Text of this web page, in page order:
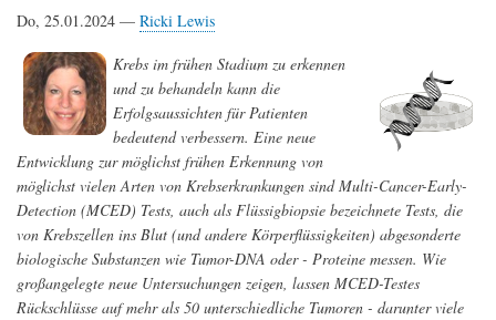
Do, 25.01.2024 — Ricki Lewis
Krebs im frühen Stadium zu erkennen
und zu behandeln kann die
Erfolgsaussichten für Patienten
bedeutend verbessern. Eine neue
Entwicklung zur möglichst frühen Erkennung von
möglichst vielen Arten von Krebserkrankungen sind Multi-Cancer-Early-
Detection (MCED) Tests, auch als Flüssigbiopsie bezeichnete Tests, die
von Krebszellen ins Blut (und andere Körperflüssigkeiten) abgesonderte
biologische Substanzen wie Tumor-DNA oder - Proteine messen. Wie
großangelegte neue Untersuchungen zeigen, lassen MCED-Testes
Rückschlüsse auf mehr als 50 unterschiedliche Tumoren - darunter viele